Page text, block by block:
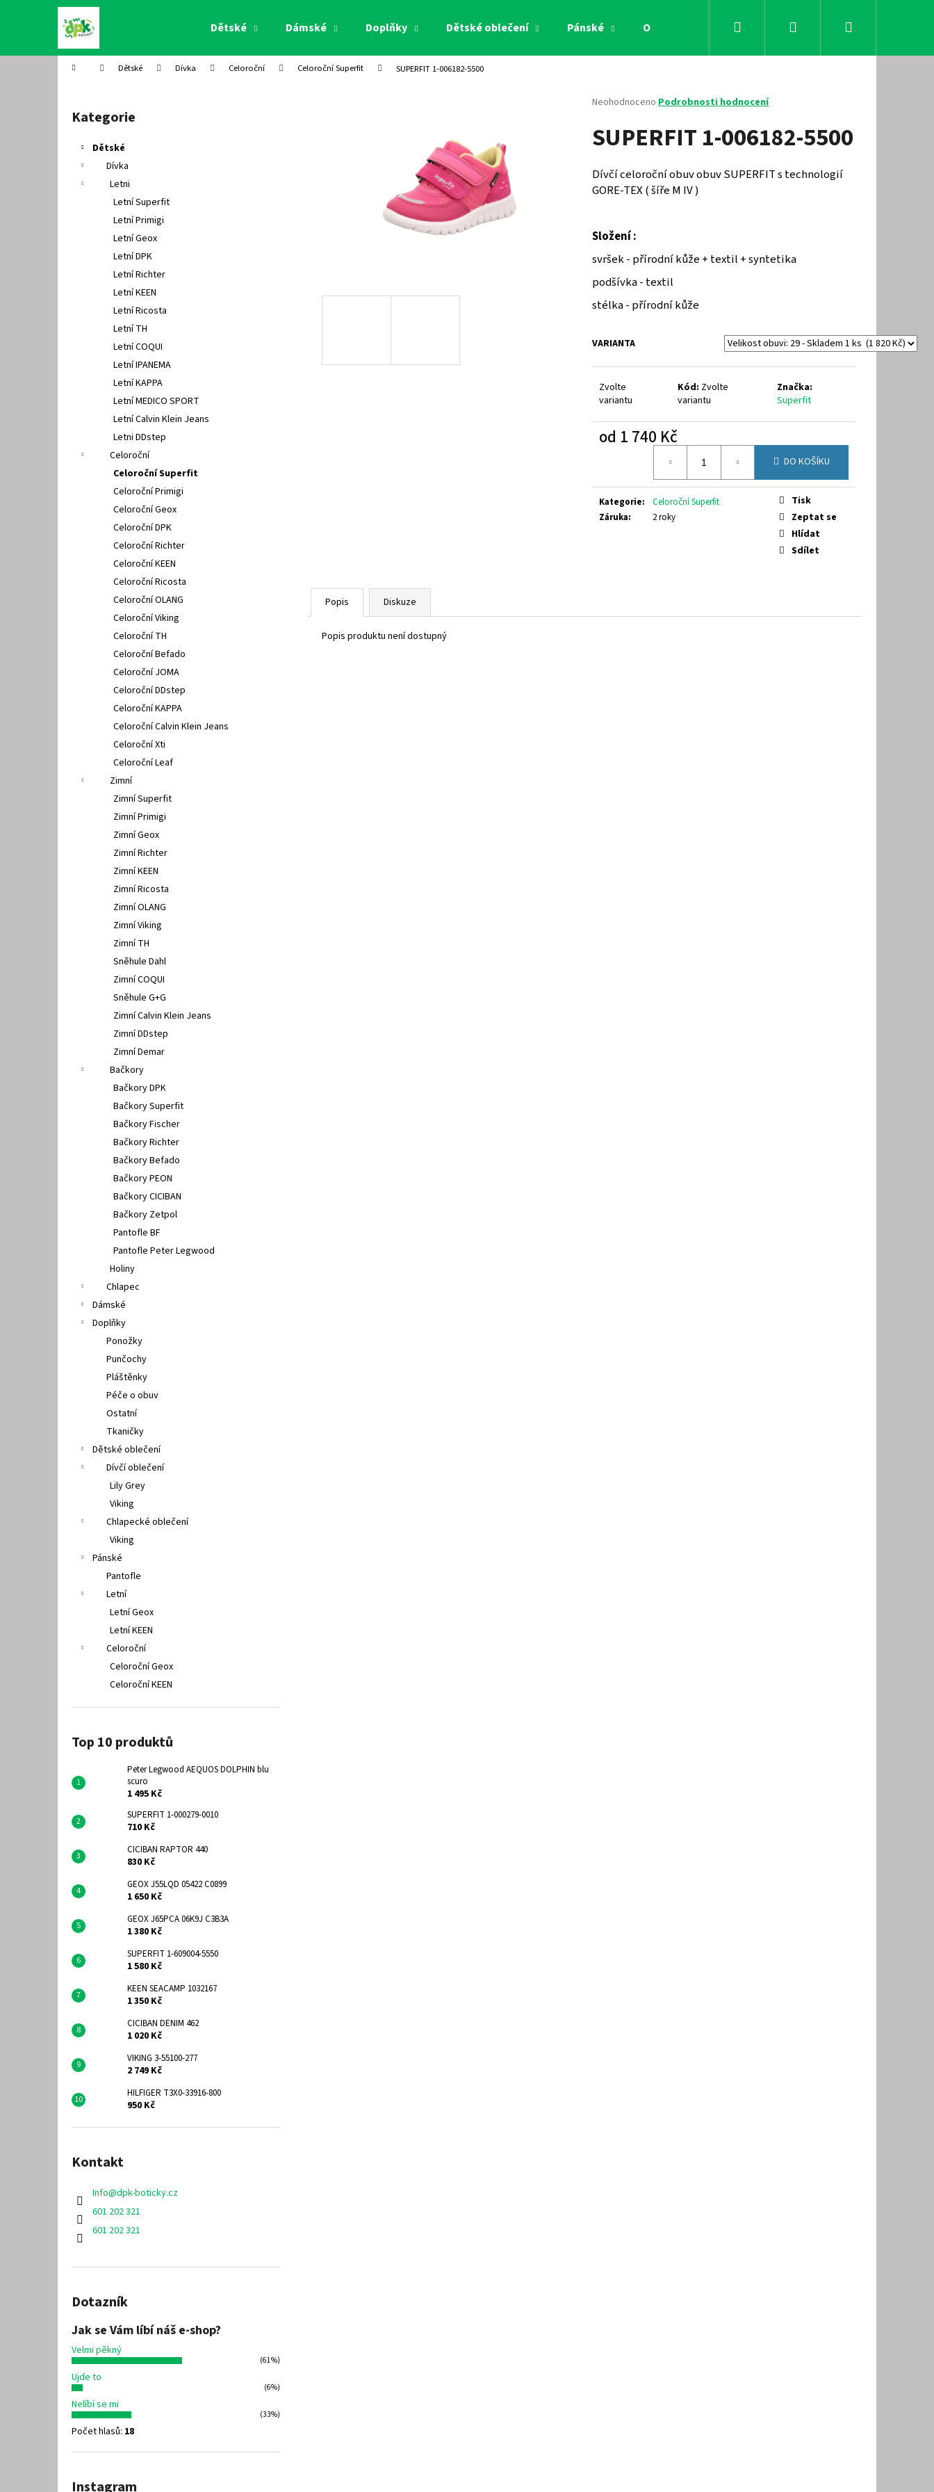
Dětské Dámské Doplňky Dětské oblečení Pánské Obchodní podmínky KontaktyPřihlášení
Domů Dětské Dívka Celoroční Celoroční Superfit SUPERFIT 1-006182-5500
Přeskočit
kategorie
Kategorie
Dětské
Dívka
Letni
Letní Superfit
Letní Primigi
Letní Geox
Letní DPK
Letní Richter
Letní KEEN
Letní Ricosta
Letní TH
Letní COQUI
Letní IPANEMA
Letní KAPPA
Letní MEDICO SPORT
Letní Calvin Klein Jeans
Letni DDstep
Celoroční
Celoroční Superfit
Celoroční Primigi
Celoroční Geox
Celoroční DPK
Celoroční Richter
Celoroční KEEN
Celoroční Ricosta
Celoroční OLANG
Celoroční Viking
Celoroční TH
Celoroční Befado
Celoroční JOMA
Celoroční DDstep
Celoroční KAPPA
Celoroční Calvin Klein Jeans
Celoroční Xti
Celoroční Leaf
Zimní
Zimní Superfit
Zimní Primigi
Zimní Geox
Zimní Richter
Zimní KEEN
Zimní Ricosta
Zimní OLANG
Zimní Viking
Zimní TH
Sněhule Dahl
Zimní COQUI
Sněhule G+G
Zimní Calvin Klein Jeans
Zimní DDstep
Zimní Demar
Bačkory
Bačkory DPK
Bačkory Superfit
Bačkory Fischer
Bačkory Richter
Bačkory Befado
Bačkory PEON
Bačkory CICIBAN
Bačkory Zetpol
Pantofle BF
Pantofle Peter Legwood
Holiny
Chlapec
Dámské
Doplňky
Ponožky
Punčochy
Pláštěnky
Péče o obuv
Ostatní
Tkaničky
Dětské oblečení
Dívčí oblečení
Lily Grey
Viking
Chlapecké oblečení
Viking
Pánské
Pantofle
Letní
Letní Geox
Letní KEEN
Celoroční
Celoroční Geox
Celoroční KEEN
Top 10 produktů
Peter Legwood AEQUOS DOLPHIN blu
scuro
1 495 Kč
SUPERFIT 1-000279-0010
710 Kč
CICIBAN RAPTOR 440
830 Kč
GEOX J55LQD 05422 C0899
1 650 Kč
GEOX J65PCA 06K9J C3B3A
1 380 Kč
SUPERFIT 1-609004-5550
1 580 Kč
KEEN SEACAMP 1032167
1 350 Kč
CICIBAN DENIM 462
1 020 Kč
VIKING 3-55100-277
2 749 Kč
HILFIGER T3X0-33916-800
950 Kč
Kontakt
Info@dpk-boticky.cz
601 202 321
601 202 321
Dotazník
Jak se Vám líbí náš e-shop?
Velmi pěkný
(61%)
Ujde to
(6%)
Nelíbí se mi
(33%)
Počet hlasů: 18
Instagram
Průměrné
produktu
je
z
5
hvězdiček.
Neohodnoceno Podrobnosti hodnocení
SUPERFIT 1-006182-5500
Dívčí celoroční obuv obuv SUPERFIT s technologií
GORE-TEX ( šíře M IV )
Složení :
svršek - přírodní kůže + textil + syntetika
podšívka - textil
stélka - přírodní kůže
VARIANTA
Zvolte
variantu
Kód: Zvolte
variantu
Značka:
Superfit
od 1 740 Kč
DO KOŠÍKU
Kategorie:
Celoroční Superfit
Záruka: 2 roky
Tisk
Zeptat se
Hlídat
Sdílet
Popis Diskuze
Popis produktu není dostupný
í
Zpět
do
Zpět
do
Co potřebujete najít?
Doporučujeme
PETER LEGWOOD AEQUOS DOLPHIN BLU
1 495 Kč
CICIBAN RAPTOR 440